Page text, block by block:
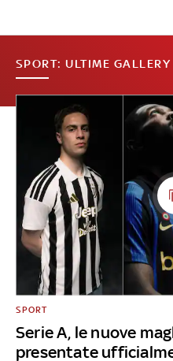
SPORT: ULTIME GALLERY
Serie A, le nuove
presentate
SPORT